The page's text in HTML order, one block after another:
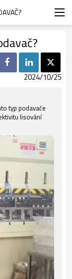
2024/10/25
typ podavače
lisování